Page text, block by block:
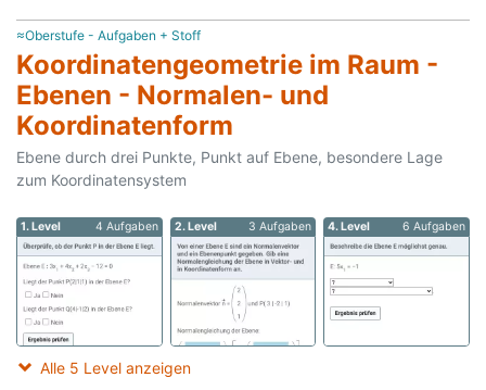
≈Oberstufe - Aufgaben + Stoff
Koordinatengeometrie im Raum -
Ebenen - Normalen- und
Koordinatenform
Ebene durch drei Punkte, Punkt auf Ebene, besondere Lage
zum Koordinatensystem
1. Level 4 Aufgaben 2. Level 3 Aufgaben 4. Level 6 Aufgaben
Alle 5 Level anzeigen